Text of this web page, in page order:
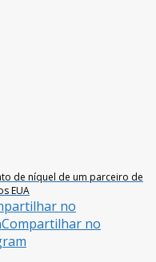
de níquel de um parceiro de
EUA
no
Compartilhar no